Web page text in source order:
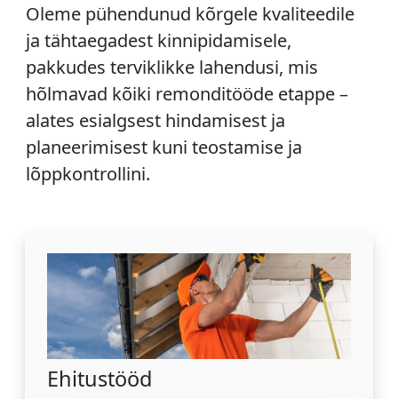
Oleme pühendunud kõrgele kvaliteedile
ja tähtaegadest kinnipidamisele,
pakkudes terviklikke lahendusi, mis
hõlmavad kõiki remonditööde etappe –
alates esialgsest hindamisest ja
planeerimisest kuni teostamise ja
lõppkontrollini.
Ehitustööd